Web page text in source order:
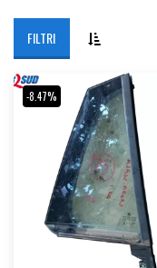
FILTRI
-8.47%